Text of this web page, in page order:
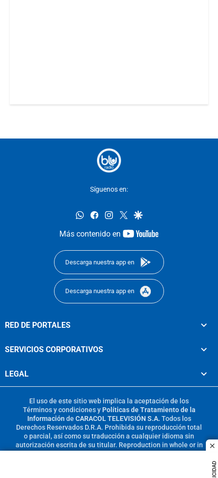
Síguenos en:
whatsappfacebookinstagram
twittergoogle
Más contenido en
youtube-
Descarga nuestra app en
Descarga nuestra app en
RED DE PORTALES
SERVICIOS CORPORATIVOS
LEGAL
El uso de este sitio web implica la aceptación de los
Términos y condicionesy Políticas de Tratamiento de la
Información de CARACOL TELEVISIÓN S.A. Todos los
Derechos Reservados D.R.A. Prohibida su reproducción total
o parcial, así como su traducción a cualquier idioma sin
autorización escrita de su titular. Reproduction in whole or in
part, or translation without written permission is prohibited.